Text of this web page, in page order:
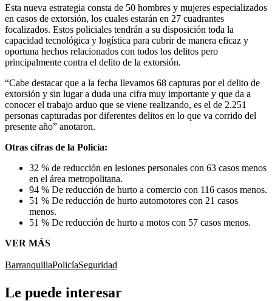
Esta nueva estrategia consta de 50 hombres y mujeres especializados
en casos de extorsión, los cuales estarán en 27 cuadrantes
focalizados. Estos policiales tendrán a su disposición toda la
capacidad tecnológica y logística para cubrir de manera eficaz y
oportuna hechos relacionados con todos los delitos pero
principalmente contra el delito de la extorsión.
“Cabe destacar que a la fecha llevamos 68 capturas por el delito de
extorsión y sin lugar a duda una cifra muy importante y que da a
conocer el trabajo arduo que se viene realizando, es el de 2.251
personas capturadas por diferentes delitos en lo que va corrido del
presente año” anotaron.
Otras cifras de la Policía:
32 % de reducción en lesiones personales con 63 casos menos
en el área metropolitana.
94 % De reducción de hurto a comercio con 116 casos menos.
51 % De reducción de hurto automotores con 21 casos
menos.
51 % De reducción de hurto a motos con 57 casos menos.
VER MÁS
BarranquillaPolicíaSeguridad
Le puede interesar